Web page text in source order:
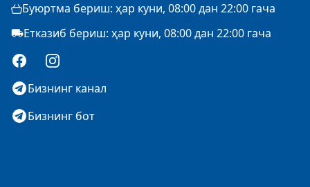
Буюртма бериш: ҳар куни, 08:00 дан 22:00 гача
Етказиб бериш: ҳар куни, 08:00 дан 22:00 гача
FacebookInstagram
Бизнинг канал
Бизнинг бот